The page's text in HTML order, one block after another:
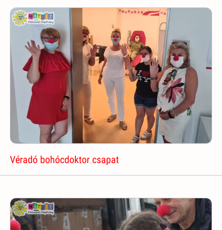
Véradó bohócdoktor csapat